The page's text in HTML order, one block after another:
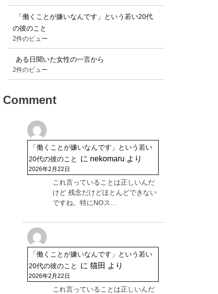
「働くことが嫌いなんです」という若い20代
の彼のこと
2件のビュー
ある日聞いた女性の一言から
2件のビュー
Comment
「働くことが嫌いなんです」という若い
20代の彼のこと
に nekomaru より
2026年2月22日
これ言っていることは正しいんだ
けど 残念だけどほとんどできない
ですね。特にNOス…
「働くことが嫌いなんです」という若い
20代の彼のこと
に 猫田 より
2026年2月22日
これ言っていることは正しいんだ